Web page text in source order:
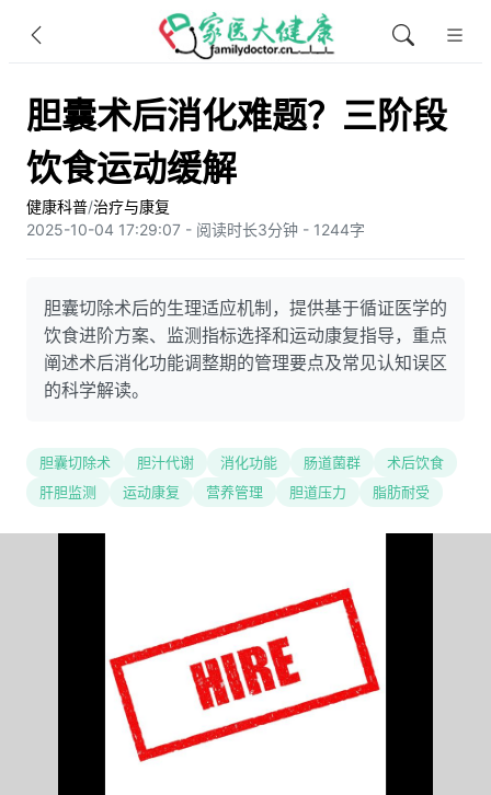
胆囊术后消化难题？三阶段
饮食运动缓解
健康科普/治疗与康复
2025-10-04 17:29:07 - 阅读时长3分钟 - 1244字
胆囊切除术后的生理适应机制，提供基于循证医学的
饮食进阶方案、监测指标选择和运动康复指导，重点
阐述术后消化功能调整期的管理要点及常见认知误区
的科学解读。
胆囊切除术 胆汁代谢 消化功能 肠道菌群
术后饮食
肝胆监测
运动康复 营养管理 胆道压力 脂肪耐受